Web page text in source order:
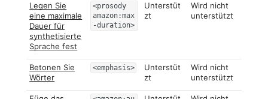
Legen Sie
eine maximale
Dauer für
synthetisierte
Sprache fest
<prosody
amazon:max
-duration>
Unterstüt
zt
Wird nicht
unterstützt
Betonen Sie
Wörter
<emphasis>
Unterstüt
zt
Wird nicht
unterstützt